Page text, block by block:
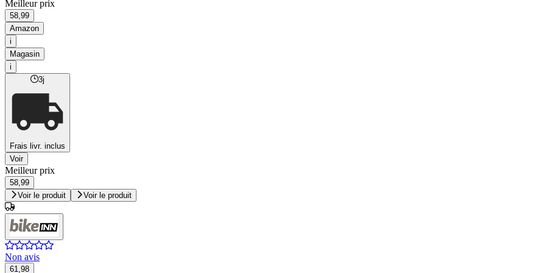
Meilleur prix
58,99
Amazon
i
Magasin
i
3j
Frais livr. inclus
Voir
Meilleur prix
58,99
Voir le produit
Voir le produit
Non avis
61,98